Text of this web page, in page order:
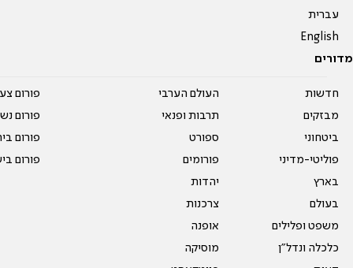
עברית
English
מדורים
חדשות
מבזקים
ביטחוני
פוליטי-מדיני
בארץ
בעולם
משפט ופלילים
כלכלה ונדל"ן
העולם הערבי
תרבות ופנאי
ספורט
פורומים
יהדות
צרכנות
אופנה
מוסיקה
פורום
פורום
פורום
פורום